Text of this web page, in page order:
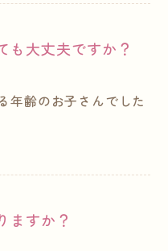
も大丈夫ですか？
年齢のお子さんでした
ますか？